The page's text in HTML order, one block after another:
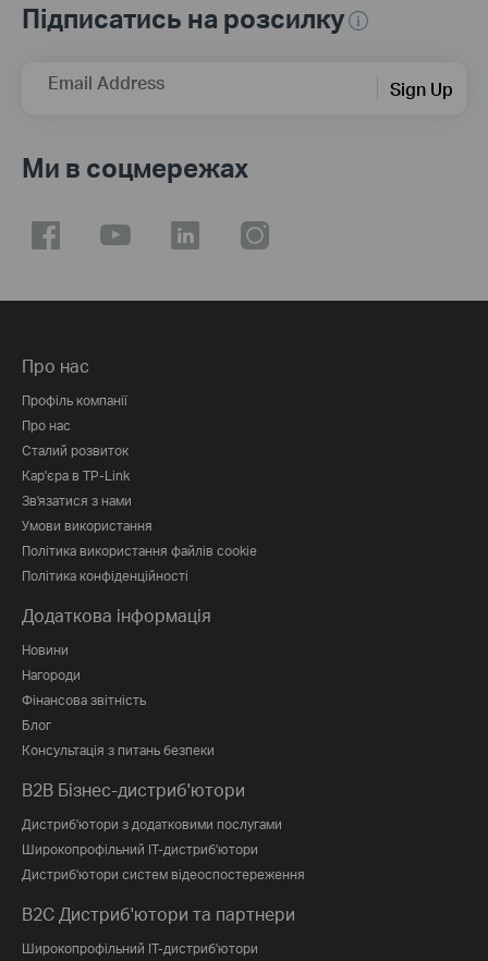
Підписатись на розсилку
Email Address Sign Up
Ми в соцмережах
Про нас
Профіль компанії
Про нас
Сталий розвиток
Кар'єра в TP-Link
Зв'язатися з нами
Умови використання
Політика використання файлів cookie
Політика конфіденційності
Додаткова інформація
Новини
Нагороди
Фінансова звітність
Блог
Консультація з питань безпеки
B2B Бізнес-дистриб'ютори
Дистриб'ютори з додатковими послугами
Широкопрофільний IT-дистриб'ютори
Дистриб'ютори систем відеоспостереження
B2C Дистриб'ютори та партнери
Широкопрофільний IT-дистриб'ютори